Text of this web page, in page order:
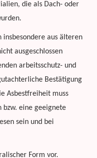
die als Dach- oder
insbesondere aus älteren
ausgeschlossen
arbeitsschutz- und
Bestätigung
Asbestfreiheit muss
bzw. eine geeignete
sein und bei
Form vor.